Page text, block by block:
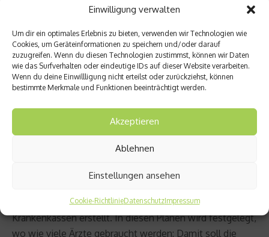
Einwilligung verwalten
Um dir ein optimales Erlebnis zu bieten, verwenden wir Technologien wie
Cookies, um Geräteinformationen zu speichern und/oder darauf
zuzugreifen. Wenn du diesen Technologien zustimmst, können wir Daten
wie das Surfverhalten oder eindeutige IDs auf dieser Website verarbeiten.
Wenn du deine Einwillligung nicht erteilst oder zurückziehst, können
bestimmte Merkmale und Funktionen beeinträchtigt werden.
Akzeptieren
Ablehnen
Einstellungen ansehen
Cookie-RichtlinieDatenschutzImpressum
1671 Einwohner kommen. Durch die Planung sollen
Patienten kürzere Wege zum nächsten Hausarzt haben.
Insbesondere profitieren Sachsen, Sachsen-Anhalt und
Bremen. Das auffällige Ost-West-Gefälle bliebe mit der
Planung aber weiterhin bestehen, so die Auswertung
des Faktenchecks Gesundheit.
Eine detailliertere Auswertung über die Versorgung von
Fach- und Hausärzten finden Sie beimFaktencheck
Vereinigungen (KVen) gemeinsam mit den
Krankenkassen erstellt. In diesen Plänen wird festgelegt,
wo wie viele Ärzte gebraucht werden: Damit soll die